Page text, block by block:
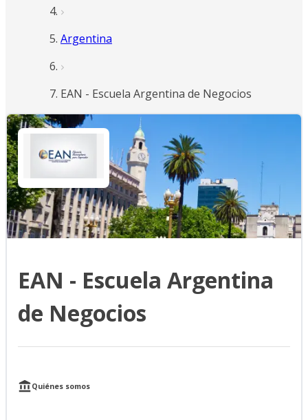
Argentina
EAN - Escuela Argentina de Negocios
EAN - Escuela Argentina
de Negocios
Quiénes somos